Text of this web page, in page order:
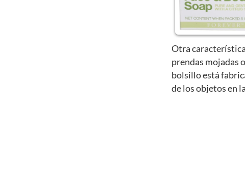
Otra
prendas mojadas
bolsillo está
de los objetos en